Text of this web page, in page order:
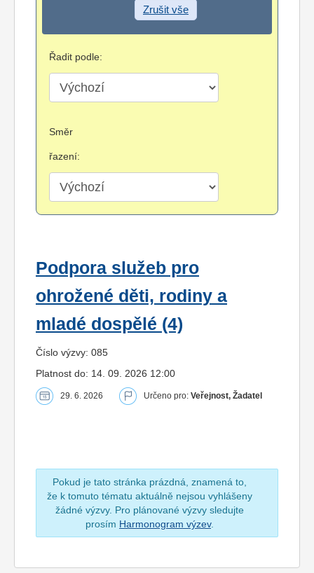
Zrušit vše
Řadit podle:
Směr
řazení:
Podpora služeb pro
ohrožené děti, rodiny a
mladé dospělé (4)
Číslo výzvy: 085
Platnost do: 14. 09. 2026 12:00
29. 6. 2026 Určeno pro: Veřejnost, Žadatel
Pokud je tato stránka prázdná, znamená to,
že k tomuto tématu aktuálně nejsou vyhlášeny
žádné výzvy. Pro plánované výzvy sledujte
prosím Harmonogram výzev.